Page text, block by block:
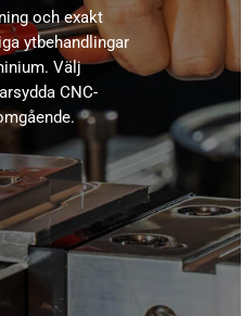
och exakt
ytbehandlingar
Välj
CNC-